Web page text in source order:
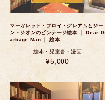
マーガレット・ブロイ・グレアムとジー
ン・ジオンのビンテージ絵本 ｜ Dear G
arbage Man ｜ 絵本
絵本・児童書・漫画
¥5,000